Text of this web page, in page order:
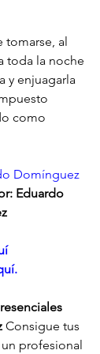
al
toda la noche
y enjuagarla
como
Domínguez
Eduardo
Consigue tus
profesional